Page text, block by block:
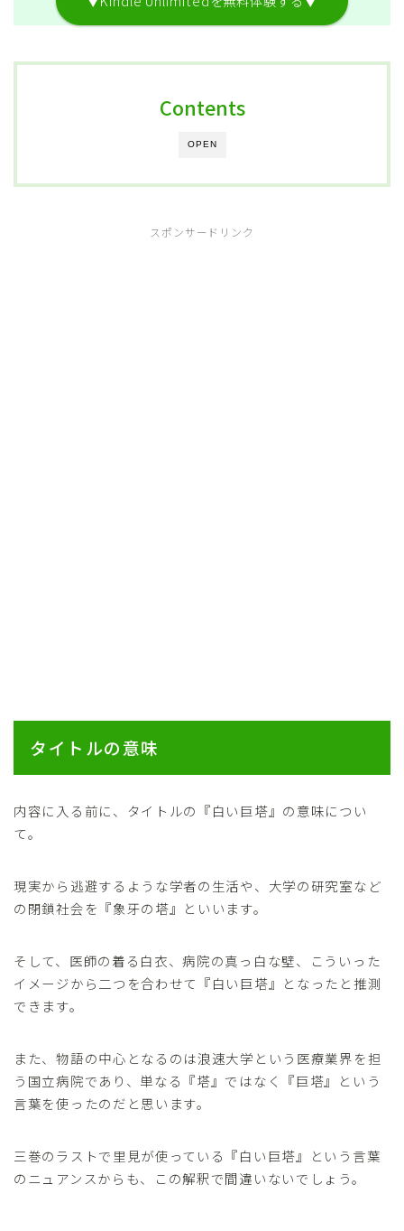
OPEN
Contents
スポンサードリンク
タイトルの意味
内容に入る前に、タイトルの『白い巨塔』の意味につい
て。
現実から逃避するような学者の生活や、大学の研究室など
の閉鎖社会を『象牙の塔』といいます。
そして、医師の着る白衣、病院の真っ白な壁、こういった
イメージから二つを合わせて『白い巨塔』となったと推測
できます。
また、物語の中心となるのは浪速大学という医療業界を担
う国立病院であり、単なる『塔』ではなく『巨塔』という
言葉を使ったのだと思います。
三巻のラストで里見が使っている『白い巨塔』という言葉
のニュアンスからも、この解釈で間違いないでしょう。